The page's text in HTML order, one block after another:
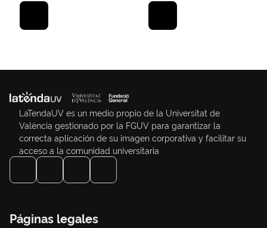
LaTendaUV es un medio propio de la Universitat de
València gestionado por la FGUV para garantizar la
correcta aplicación de su imagen corporativa y facilitar su
acceso a la comunidad universitaria
Páginas legales